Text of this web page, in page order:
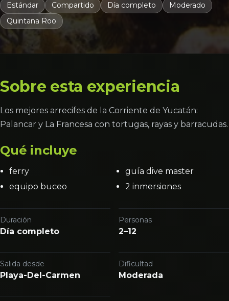
Estándar Compartido Día completo
Moderado
Quintana Roo
Sobre esta experiencia
Los mejores arrecifes de la Corriente de Yucatán:
Palancar y La Francesa con tortugas, rayas y barracudas.
Qué incluye
ferry
equipo buceo
guía dive master
2 inmersiones
Duración
Día completo
Personas
2–12
Salida desde
Playa-Del-Carmen
Dificultad
Moderada